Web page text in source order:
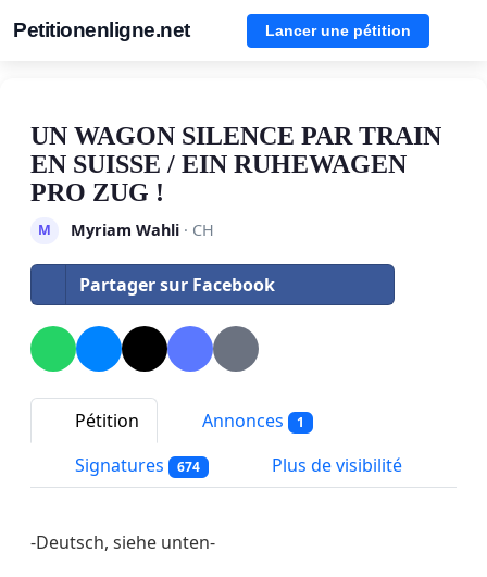
Petitionenligne.net Lancer une pétition
UN WAGON SILENCE PAR TRAIN
EN SUISSE / EIN RUHEWAGEN
PRO ZUG !
M Myriam Wahli· CH
Partager sur Facebook
Pétition Annonces 1
Signatures 674 Plus de visibilité
-Deutsch, siehe unten-